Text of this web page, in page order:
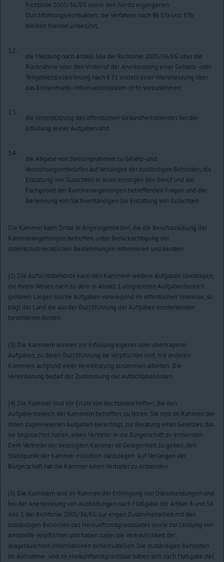
Richtlinie 2005/36/EG sowie den hierzu ergangenen
Durchführungsrechtsakten; die Verfahren nach §§ 37a und 37b
bleiben hiervon unberührt,
12.
die Meldung nach Artikel 56a der Richtlinie 2005/36/EG über die
Rücknahme oder den Widerruf der Anerkennung einer Gebiets- oder
Teilgebietsbezeichnung nach § 31 mittels einer Warnmeldung über
das Binnenmarkt-Informationssystem (IMI) vorzunehmen,
13.
die Unterstützung des öffentlichen Gesundheitsdienstes bei der
Erfüllung seiner Aufgaben und
14.
die Abgabe von Stellungnahmen zu Gesetz- und
Verordnungsentwürfen auf Verlangen der zuständigen Behörden, die
Erstattung von Gutachten in allen sonstigen den Beruf und das
Fachgebiet der Kammerangehörigen betreffenden Fragen und die
Benennung von Sachverständigen zur Erstattung von Gutachten.
Die Kammer kann Dritte in Angelegenheiten, die die Berufsausübung der
Kammerangehörigen betreffen, unter Berücksichtigung der
datenschutzrechtlichen Bestimmungen informieren und beraten.
(2) Die Aufsichtsbehörde kann den Kammern weitere Aufgaben übertragen,
die ihrem Wesen nach zu dem in Absatz 1 umgrenzten Aufgabenbereich
gehören. Liegen solche Aufgaben vorwiegend im öffentlichen Interesse, so
trägt das Land die aus der Durchführung der Aufgaben entstehenden
besonderen Kosten.
(3) Die Kammern können zur Erfüllung eigener oder übertragener
Aufgaben, zu deren Durchführung sie verpflichtet sind, mit anderen
Kammern aufgrund einer Vereinbarung zusammen arbeiten. Die
Vereinbarung bedarf der Zustimmung der Aufsichtsbehörden.
(4) Die Kammer sind vor Erlass von Rechtsvorschriften, die den
Aufgabenbereich der Kammern betreffen, zu hören. Sie sind im Rahmen der
ihnen zugewiesenen Aufgaben berechtigt, zur Beratung eines Gesetzes, das
sie begutachtet haben, einen Vertreter in die Bürgerschaft zu entsenden.
Dem Vertreter der beteiligten Kammer ist Gelegenheit zu geben, den
Standpunkt der Kammer mündlich darzulegen. Auf Verlangen der
Bürgerschaft hat die Kammer einen Vertreter zu entsenden.
(5) Die Kammern sind im Rahmen der Erbringung von Dienstleistungen und
bei der Anerkennung von Ausbildungen nach Maßgabe der Artikel 8 und 56
Abs. 1 der Richtlinie 2005/36/EG zur engen Zusammenarbeit mit den
zuständigen Behörden des Herkunftsmitgliedstaates sowie zur Leistung von
Amtshilfe verpflichtet und haben dabei die Vertraulichkeit der
ausgetauschten Informationen sicherzustellen. Die zuständigen Behörden
im Aufnahme- und im Herkunftsmitgliedstaat haben sich nach Maßgabe des